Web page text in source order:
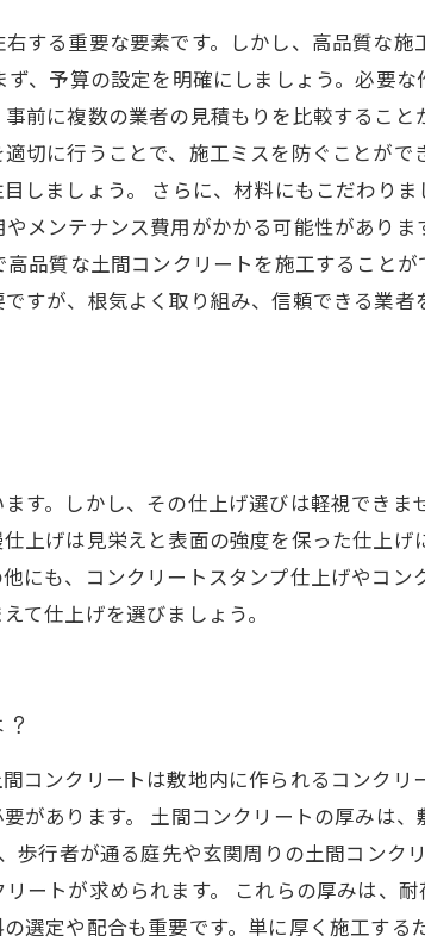
する重要な要素です。しかし、高品質な施
、予算の設定を明確にしましょう。必要
前に複数の業者の見積もりを比較するこ
切に行うことで、施工ミスを防ぐことが
しましょう。 さらに、材料にもこだわり
メンテナンス費用がかかる可能性があり
品質な土間コンクリートを施工すること
すが、根気よく取り組み、信頼できる業
す。しかし、その仕上げ選びは軽視でき
上げは見栄えと表面の強度を保った仕上げ
にも、コンクリートスタンプ仕上げやコン
て仕上げを選びましょう。
コンクリートは敷地内に作られるコンク
があります。 土間コンクリートの厚みは
行者が通る庭先や玄関周りの土間コンク
ートが求められます。 これらの厚みは、
選定や配合も重要です。単に厚く施工する